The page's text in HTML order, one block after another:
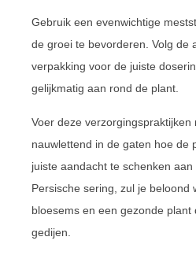
Gebruik een evenwichtige
de groei te bevorderen. Volg de
verpakking voor de juiste
gelijkmatig aan rond de plant.
Voer deze
nauwlettend in de gaten hoe de
juiste aandacht te schenken
Persische sering, zul je beloond
bloesems en een gezonde plant
gedijen.